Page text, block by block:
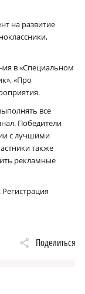
на развитие
в «Специальном
«Про
все
Победители
с лучшими
также
рекламные
Регистрация
Поделиться